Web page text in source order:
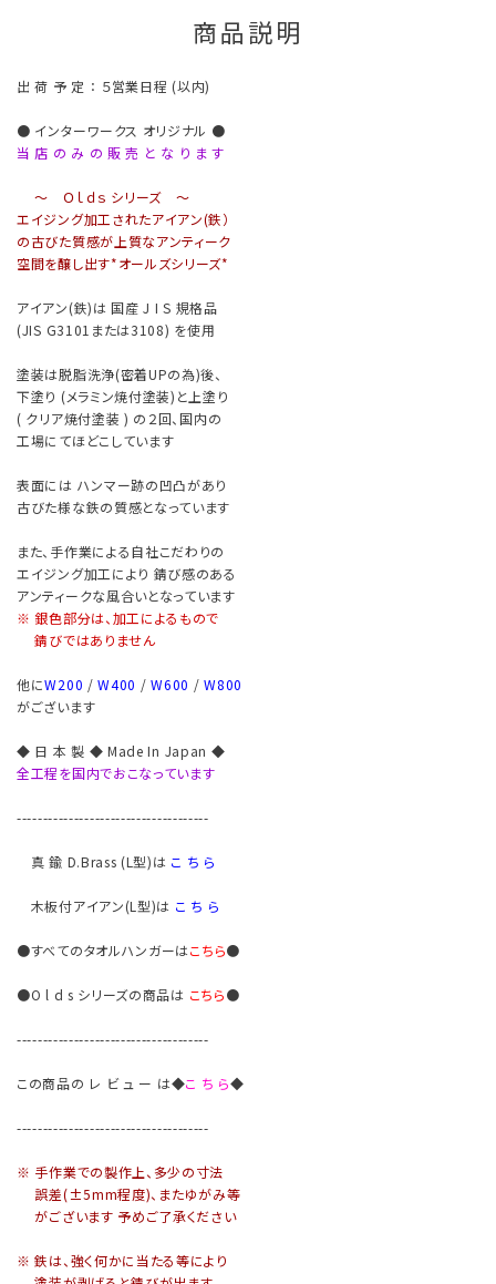
商品説明
出 荷 予 定 ： ５営業日程 (以内)
● インターワークス オリジナル ●
当 店 の み の 販 売 と な り ま す
～ Ｏｌｄｓ シリーズ ～
エイジング加工されたアイアン(鉄）
の古びた質感が上質なアンティーク
空間を醸し出す*オールズシリーズ*
アイアン(鉄)は 国産 J I S 規格品
(JIS G3101または3108) を使用
塗装は脱脂洗浄(密着UPの為)後、
下塗り (メラミン焼付塗装)と上塗り
( クリア焼付塗装 ) の２回、国内の
工場にてほどこしています
表面には ハンマー跡の凹凸があり
古びた様な鉄の質感となっています
また、手作業による自社こだわりの
エイジング加工により 錆び感のある
アンティークな風合いとなっています
※ 銀色部分は、加工によるもので
錆びではありません
他にW200 /W400 /W600 /W800
がございます
◆ 日 本 製 ◆ Made In Japan ◆
全工程を国内でおこなっています
-------------------------------------
真 鍮 D.Brass (L型)は こ ち ら
木板付アイアン(L型)は こ ち ら
●すべてのタオルハンガーはこちら●
●O l d s シリーズの商品は こちら●
-------------------------------------
この商品の レ ビ ュ ー は◆こ ち ら◆
-------------------------------------
※ 手作業での製作上、多少の寸法
誤差(±5mm程度)、またゆがみ等
がございます 予めご了承ください
※ 鉄は、強く何かに当たる等により